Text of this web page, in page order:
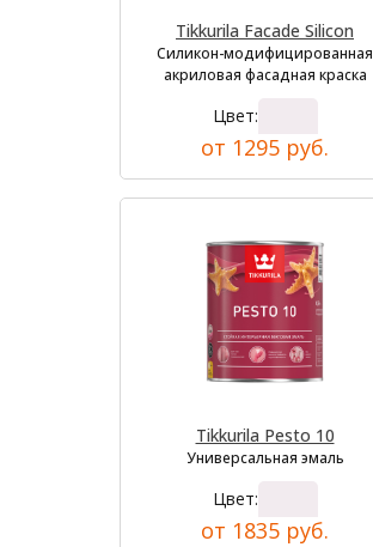
Tikkurila Facade Silicon
Силикон-модифицированная
акриловая фасадная краска
Цвет:
от 1295 руб.
Tikkurila Pesto 10
Универсальная эмаль
Цвет:
от 1835 руб.